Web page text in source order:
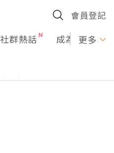
會員登記
社群熱話 成為U更多